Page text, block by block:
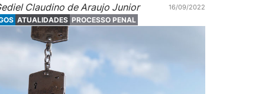
Claudino de Araujo Junior 16/09/2022
ATUALIDADES PROCESSO PENAL